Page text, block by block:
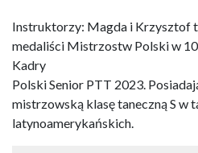
Instruktorzy: Magda i Krzysztof
medaliści Mistrzostw Polski w
Kadry
Polski Senior PTT 2023.
mistrzowską klasę taneczną S w
latynoamerykańskich.